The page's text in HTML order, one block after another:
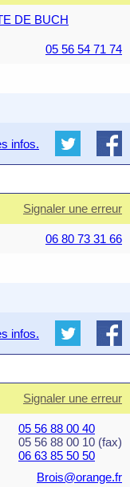
DE BUCH
05 56 54 71 74
infos.
Signaler une erreur
06 80 73 31 66
infos.
Signaler une erreur
05 56 88 00 40
05 56 88 00 10 (fax)
06 63 85 50 50
Brois@orange.fr